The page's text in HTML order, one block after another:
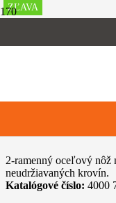
Vyžínače a krovinorezy
2-ramenný oceľový nôž
neudržiavaných krovín.
Katalógové číslo: 4000
ZĽAVA
ZĽAVA
ZĽAVA
ZĽAVA
ZĽAVA
ZĽAVA
ZĽAVA